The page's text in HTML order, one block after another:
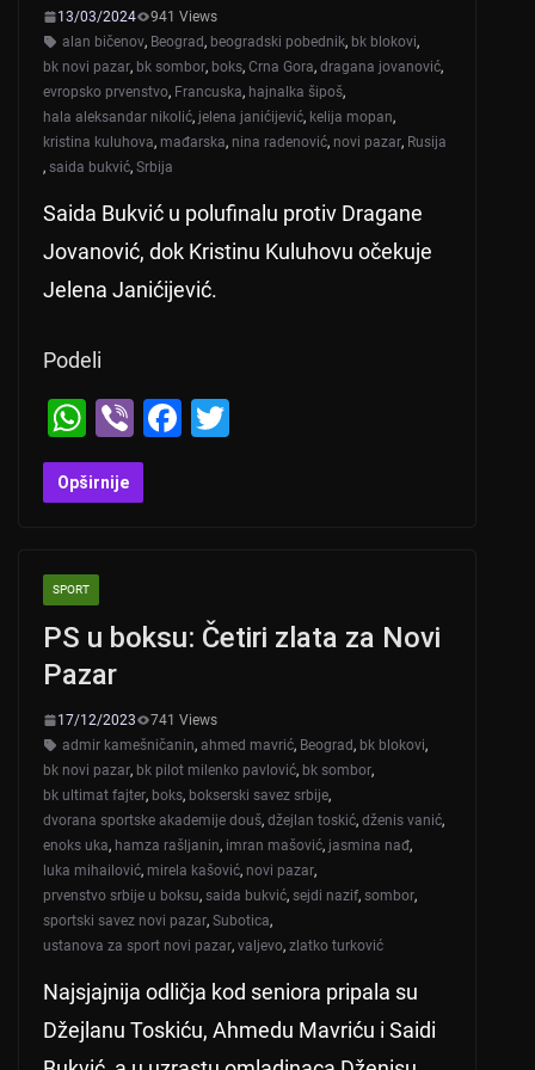
13/03/2024
941 Views
alan bičenov, Beograd, beogradski pobednik, bk blokovi,
bk novi pazar, bk sombor, boks, Crna Gora, dragana jovanović,
evropsko prvenstvo, Francuska, hajnalka šipoš,
hala aleksandar nikolić, jelena janićijević, kelija mopan,
kristina kuluhova, mađarska, nina radenović, novi pazar, Rusija
, saida bukvić, Srbija
Saida Bukvić u polufinalu protiv Dragane
Jovanović, dok Kristinu Kuluhovu očekuje
Jelena Janićijević.
Podeli
W
h
at
A
p
p
Vi
b
er
F
o
Opširnije
SPORT
PS u boksu: Četiri zlata za Novi
Pazar
17/12/2023
741 Views
admir kamešničanin, ahmed mavrić, Beograd, bk blokovi,
bk novi pazar, bk pilot milenko pavlović, bk sombor,
bk ultimat fajter, boks, bokserski savez srbije,
dvorana sportske akademije douš, džejlan toskić, dženis vanić,
enoks uka, hamza rašljanin, imran mašović, jasmina nađ,
luka mihailović, mirela kašović, novi pazar,
prvenstvo srbije u boksu, saida bukvić, sejdi nazif, sombor,
sportski savez novi pazar, Subotica,
ustanova za sport novi pazar, valjevo, zlatko turković
Najsjajnija odličja kod seniora pripala su
Džejlanu Toskiću, Ahmedu Mavriću i Saidi